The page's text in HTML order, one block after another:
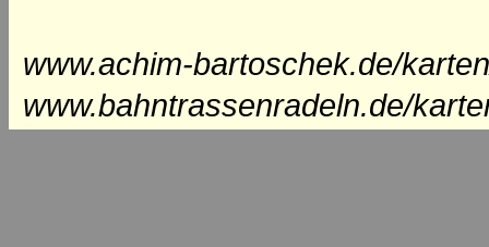
www.achim-bartoschek.de/
www.bahntrassenradeln.de/